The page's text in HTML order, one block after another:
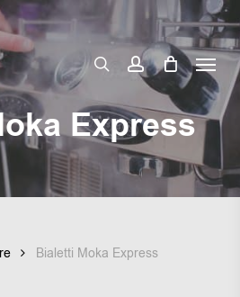
searchaccount
Menu
Express
Bialetti Moka Express